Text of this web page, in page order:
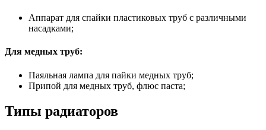
Аппарат для спайки пластиковых труб с различными
насадками;
Для медных труб:
Паяльная лампа для пайки медных труб;
Припой для медных труб, флюс паста;
Типы радиаторов